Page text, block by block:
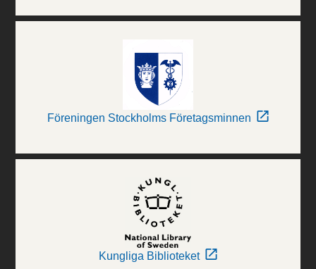
Föreningen Stockholms Företagsminnen
Kungliga Biblioteket